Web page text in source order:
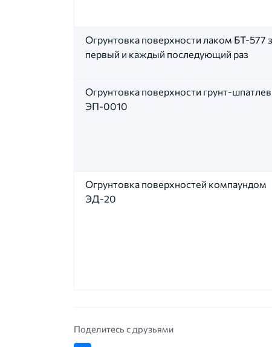
Огрунтовка поверхности лаком БТ-577
первый и каждый последующий раз
Огрунтовка поверхности грунт-
ЭП-0010
Огрунтовка поверхностей компаундом
ЭД-20
Поделитесь с друзьями